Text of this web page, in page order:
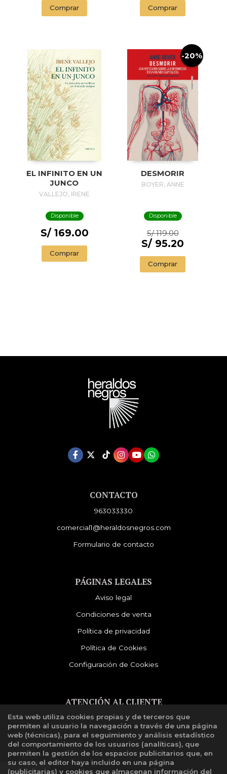
Comprar Comprar
EL INFINITO EN UN
JUNCO
VALLEJO, IRENE
Disponible
S/ 169.00
Comprar
-20%
DESMORIR
BOYER, ANNE
Disponible
S/ 119.00
S/ 95.20
Comprar
CONTACTO
963033330
comercial1@heraldosnegros.com
Formulario de contacto
PÁGINAS LEGALES
Aviso legal
Condiciones de venta
Política de privacidad
Política de Cookies
Configuración de Cookies
ATENCIÓN AL CLIENTE
Quiénes somos
Libro de reclamaciones
Esta web utiliza cookies propias y de terceros que
permiten al usuario la navegación a través de una página
web (técnicas), para el seguimiento y análisis estadístico
del comportamiento de los usuarios (analíticas), que
permiten la gestión de los espacios publicitarios que, en
su caso, el editor haya incluido en una página
(publicitarias) y cookies que almacenan información del